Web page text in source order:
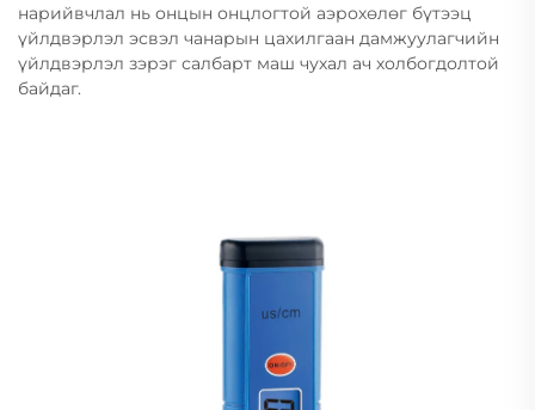
нарийвчлал нь онцын онцлогтой аэрохөлөг бүтээц
үйлдвэрлэл эсвэл чанарын цахилгаан дамжуулагчийн
үйлдвэрлэл зэрэг салбарт маш чухал ач холбогдолтой
байдаг.